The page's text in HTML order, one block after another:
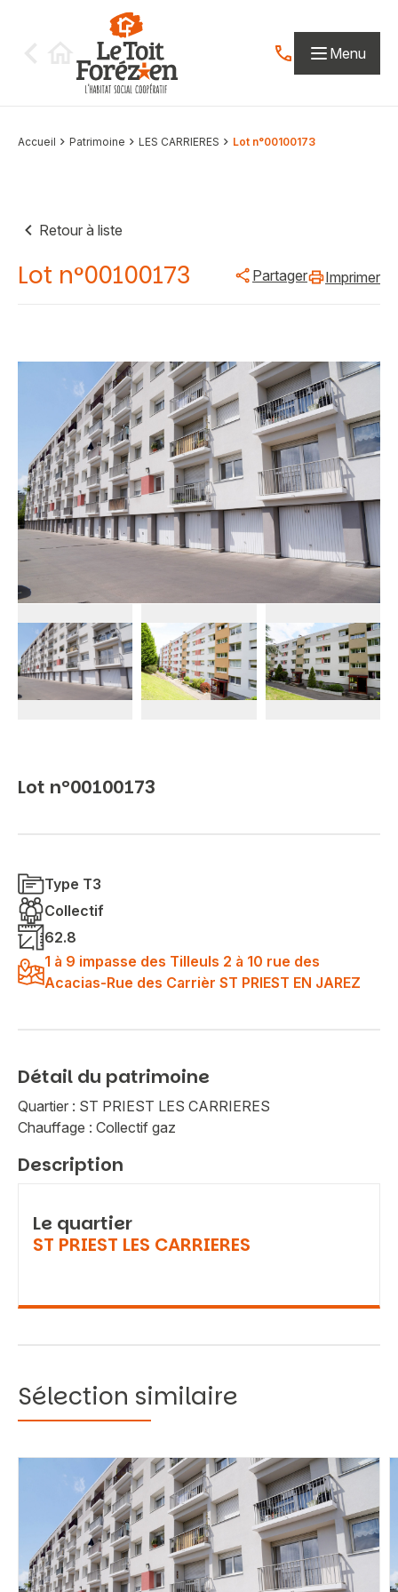
Contactez-nous
Menu
Accueil Patrimoine LES CARRIERES Lot n°00100173
Retour à liste
Lot n°00100173 Partager Imprimer
Lot n°00100173
Type T3
Collectif
62.8
1 à 9 impasse des Tilleuls 2 à 10 rue des
Acacias-Rue des Carrièr ST PRIEST EN JAREZ
Détail du patrimoine
Quartier : ST PRIEST LES CARRIERES
Chauffage : Collectif gaz
Description
Le quartier
ST PRIEST LES CARRIERES
Sélection similaire